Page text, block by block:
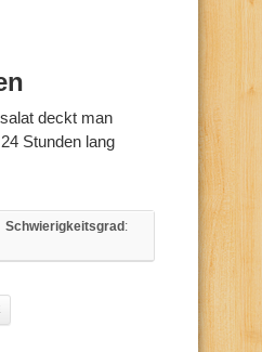
deckt man
Stunden lang
Schwierigkeitsgrad: